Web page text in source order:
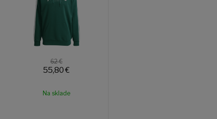
62 €
55,80 €
Na sklade